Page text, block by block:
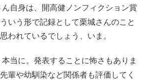
自身は、開高健ノンフィクション賞
いう形で記録として栗城さんのこと
われているでしょう、いま。
当に。発表することに怖さもありま
輩や幼馴染など関係者も評価してく